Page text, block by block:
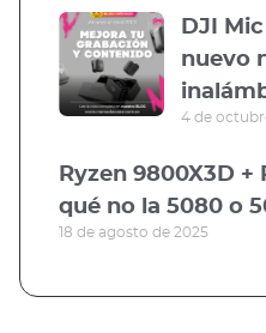
DJI
nuevo
4 de
Ryzen 9800X3D +
qué no la 5080 o
18 de agosto de 2025